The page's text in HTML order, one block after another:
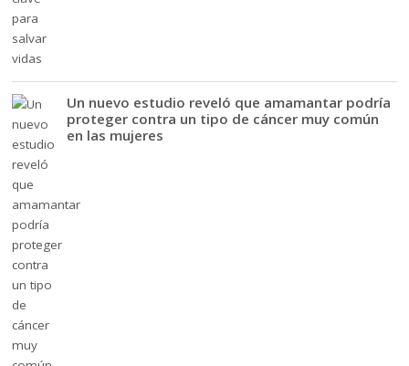
Un nuevo estudio reveló que amamantar podría
proteger contra un tipo de cáncer muy común
en las mujeres